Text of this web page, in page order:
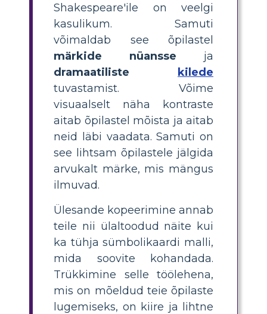
Shakespeare'ile on veelgi
kasulikum. Samuti
võimaldab see õpilastel
märkide nüansse ja
dramaatiliste
kilede
tuvastamist. Võime
visuaalselt näha kontraste
aitab õpilastel mõista ja aitab
neid läbi vaadata. Samuti on
see lihtsam õpilastele jälgida
arvukalt märke, mis mängus
ilmuvad.
Ülesande kopeerimine annab
teile nii ülaltoodud näite kui
ka tühja sümbolikaardi malli,
mida soovite kohandada.
Trükkimine selle töölehena,
mis on mõeldud teie õpilaste
lugemiseks, on kiire ja lihtne